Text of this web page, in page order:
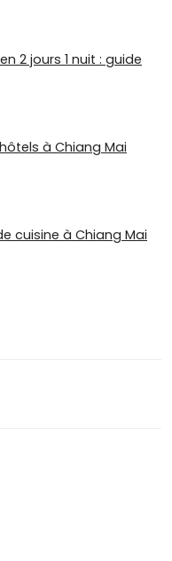
2 jours 1 nuit : guide
à Chiang Mai
cuisine à Chiang Mai